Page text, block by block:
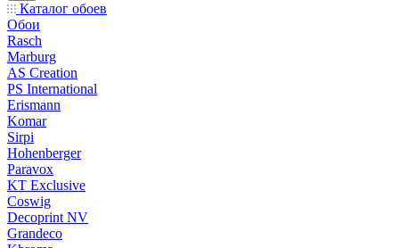
Каталог обоев
Обои
Rasch
Marburg
AS Creation
PS International
Erismann
Komar
Sirpi
Hohenberger
Paravox
KT Exclusive
Coswig
Decoprint NV
Grandeco